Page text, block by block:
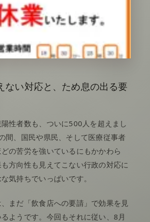
ない対応と、ため息の出る要
性者数も、ついに500人を超えまし
間、国民や県民、そして医療従事者
の苦労を強いているにもかかわら
方向性も見えてこない行政の対応に
気持ちでいっぱいです。
まだ「飲食店への要請」で効果を見
ようです。今回もそれに従い、8月